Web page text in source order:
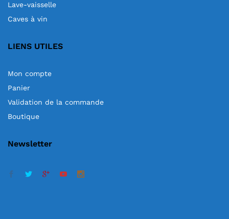
Lave-vaisselle
Caves à vin
LIENS UTILES
Mon compte
Panier
Validation de la commande
Boutique
Newsletter